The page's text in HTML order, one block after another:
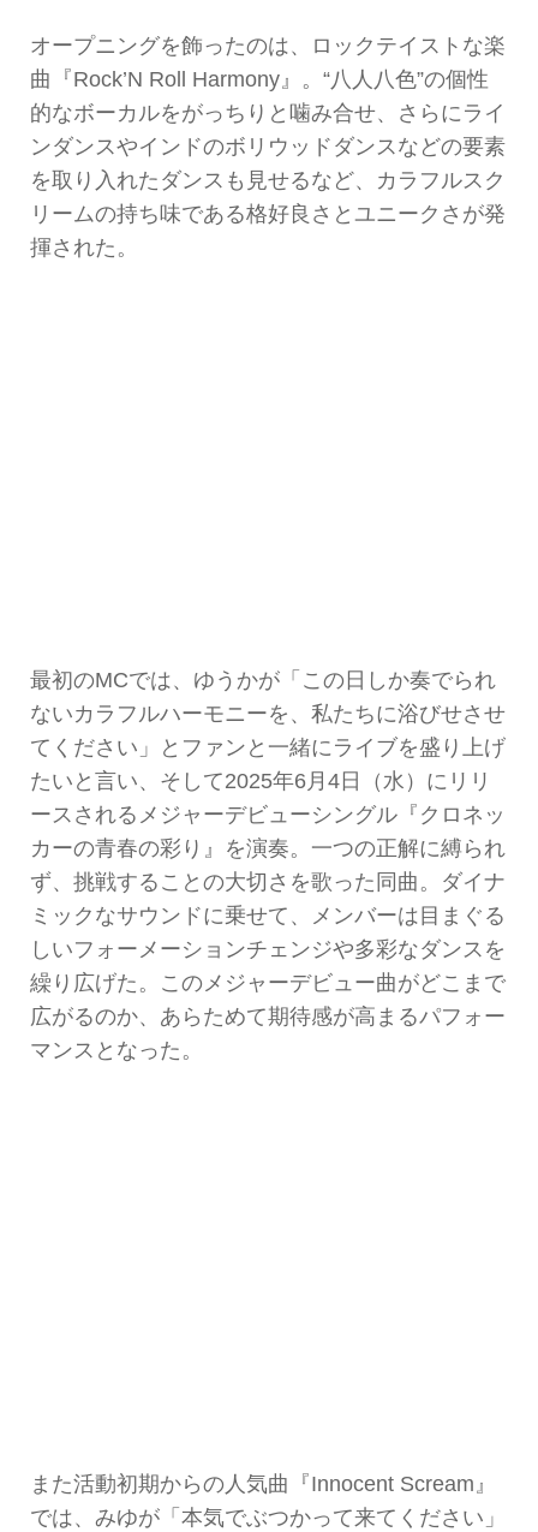
オープニングを飾ったのは、ロックテイストな楽
曲『Rock’N Roll Harmony』。“八人八色”の個性
的なボーカルをがっちりと噛み合せ、さらにライ
ンダンスやインドのボリウッドダンスなどの要素
を取り入れたダンスも見せるなど、カラフルスク
リームの持ち味である格好良さとユニークさが発
揮された。
最初のMCでは、ゆうかが「この日しか奏でられ
ないカラフルハーモニーを、私たちに浴びせさせ
てください」とファンと一緒にライブを盛り上げ
たいと言い、そして2025年6月4日（水）にリリ
ースされるメジャーデビューシングル『クロネッ
カーの青春の彩り』を演奏。一つの正解に縛られ
ず、挑戦することの大切さを歌った同曲。ダイナ
ミックなサウンドに乗せて、メンバーは目まぐる
しいフォーメーションチェンジや多彩なダンスを
繰り広げた。このメジャーデビュー曲がどこまで
広がるのか、あらためて期待感が高まるパフォー
マンスとなった。
また活動初期からの人気曲『Innocent Scream』
では、みゆが「本気でぶつかって来てください」